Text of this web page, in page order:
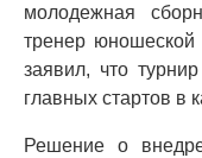
молодежная
тренер
заявил, что
главных стартов в
Решение о